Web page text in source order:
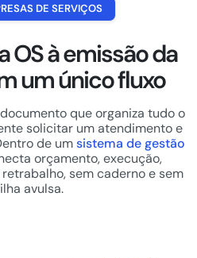
DE SERVIÇOS
OS à emissão da
um único fluxo
que organiza tudo o
solicitar um atendimento e
de umsistema de gestão
orçamento, execução,
sem caderno e sem
avulsa.